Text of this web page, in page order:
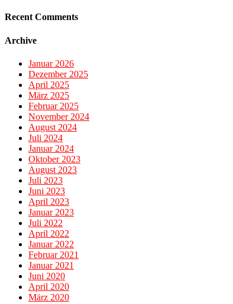
Recent Comments
Archive
Januar 2026
Dezember 2025
April 2025
März 2025
Februar 2025
November 2024
August 2024
Juli 2024
Januar 2024
Oktober 2023
August 2023
Juli 2023
Juni 2023
April 2023
Januar 2023
Juli 2022
April 2022
Januar 2022
Februar 2021
Januar 2021
Juni 2020
April 2020
März 2020